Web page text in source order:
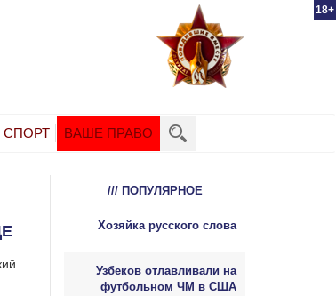
18+
СПОРТ ВАШЕ ПРАВО
/// ПОПУЛЯРНОЕ
Хозяйка русского слова
Узбеков отлавливали на
футбольном ЧМ в США